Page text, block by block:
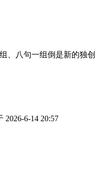
八句一组倒是新的独
2026-6-14 20:57